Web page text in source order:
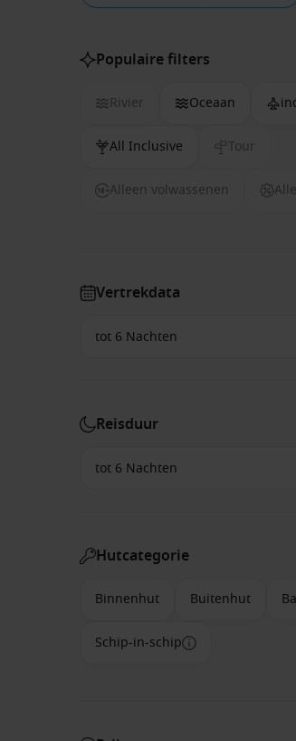
Populaire filters
Rivier Oceaan
All Inclusive Tour
Alleen volwassenen
Vertrekdata
Reisduur
Hutcategorie
Binnenhut Buitenhut
Schip-in-schip